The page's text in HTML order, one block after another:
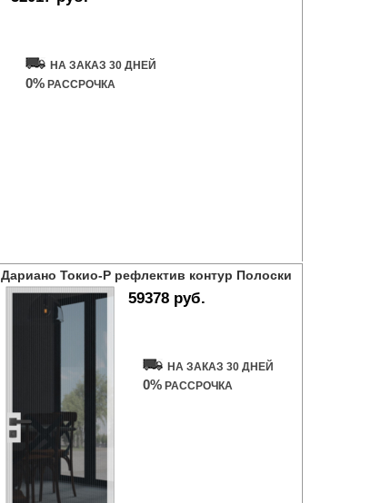
НА ЗАКАЗ 30 ДНЕЙ
0% РАССРОЧКА
Дариано Токио-Р рефлектив контур Полоски
59378 руб.
НА ЗАКАЗ 30 ДНЕЙ
0% РАССРОЧКА